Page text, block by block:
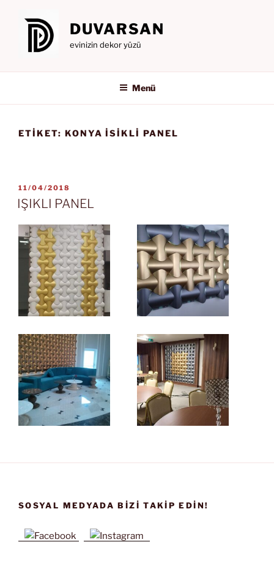
DUVARSAN
evinizin dekor yüzü
Menü
ETIKET: KONYA ISIKLI PANEL
YAYIM
TARIHI
11/04/2018
IŞIKLI PANEL
SOSYAL MEDYADA BIZI TAKIP EDIN!